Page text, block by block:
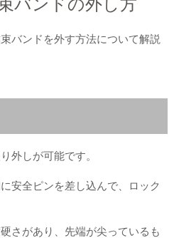
バンドを外す方法について解説
外しが可能です。
安全ピンを差し込んで、ロック
さがあり、先端が尖っているも